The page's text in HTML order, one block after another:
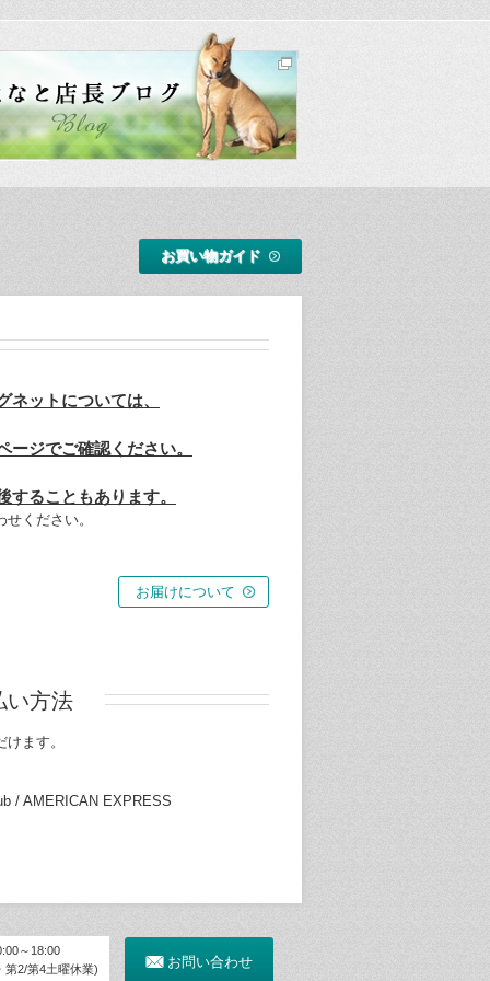
お買い物ガイド
ットについては、
ジでご確認ください。
ることもあります。
ください。
お届けについて
い方法
ます。
/ AMERICAN EXPRESS
～18:00
第2/第4土曜休業)
お問い合わせ